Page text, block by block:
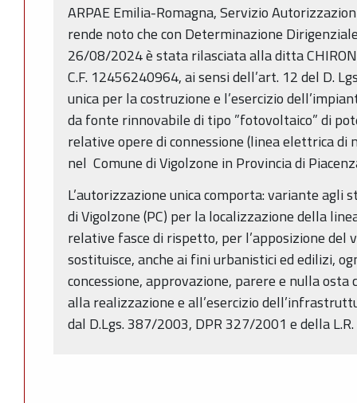
ARPAE Emilia-Romagna, Servizio
rende noto che con Determinazione
26/08/2024 è stata rilasciata alla ditta CHIRON
C.F. 12456240964, ai sensi dell’art. 12 del D.
unica per la costruzione e l’esercizio
da fonte rinnovabile di tipo ”fotovoltaico” di
relative opere di connessione (linea elettrica di
nel Comune di Vigolzone in Provincia di
L’autorizzazione unica comporta: variante agli
di Vigolzone (PC) per la localizzazione della
relative fasce di rispetto, per l’apposizione del
sostituisce, anche ai fini urbanistici ed edilizi,
concessione, approvazione, parere e nulla osta
alla realizzazione e all’esercizio
dal D.Lgs. 387/2003, DPR 327/2001 e della